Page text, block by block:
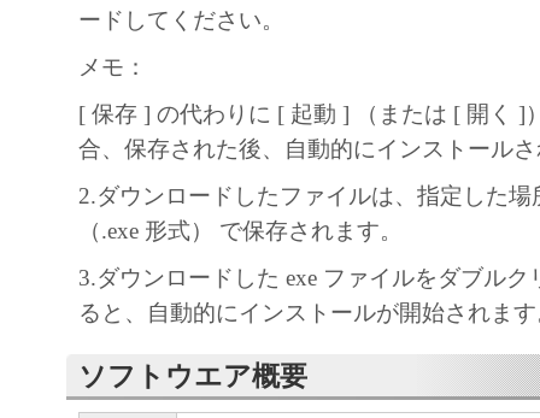
ードしてください。
メモ：
[ 保存 ] の代わりに [ 起動 ] （または [ 開く ]
合、保存された後、自動的にインストール
2.ダウンロードしたファイルは、指定した
（.exe 形式） で保存されます。
3.ダウンロードした exe ファイルをダブルク
ると、自動的にインストールが開始されま
ソフトウエア概要